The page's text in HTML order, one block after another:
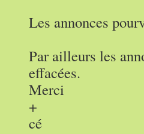
Les annonces
Par ailleurs les
effacées.
Merci
+
cé